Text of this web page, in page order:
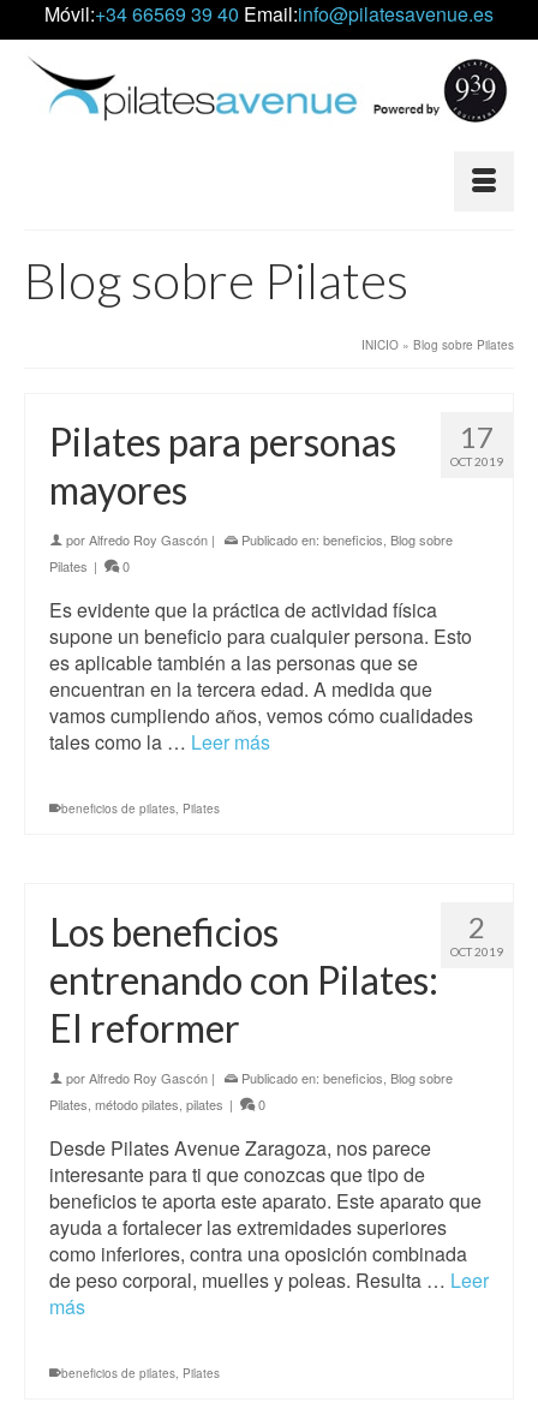
Móvil:+34 66569 39 40 Email:info@pilatesavenue.es
Blog sobre Pilates
INICIO » Blog sobre Pilates
17
OCT 2019
Pilates para personas
mayores
porAlfredo Roy Gascón | Publicado en: beneficios Blog sobre
Pilates | 0
Es evidente que la práctica de actividad física
supone un beneficio para cualquier persona. Esto
es aplicable también a las personas que se
encuentran en la tercera edad. A medida que
vamos cumpliendo años, vemos cómo cualidades
tales como la … Leer más
beneficios de pilates Pilates
2
OCT 2019
Los beneficios
entrenando con Pilates:
El reformer
porAlfredo Roy Gascón | Publicado en: beneficios Blog sobre
Pilates método pilates pilates | 0
Desde Pilates Avenue Zaragoza, nos parece
interesante para ti que conozcas que tipo de
beneficios te aporta este aparato. Este aparato que
ayuda a fortalecer las extremidades superiores
como inferiores, contra una oposición combinada
de peso corporal, muelles y poleas. Resulta … Leer
más
beneficios de pilates Pilates